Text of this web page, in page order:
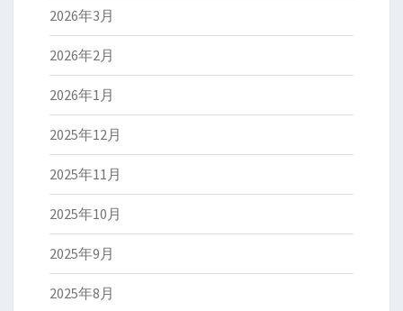
2026年3月
2026年2月
2026年1月
2025年12月
2025年11月
2025年10月
2025年9月
2025年8月